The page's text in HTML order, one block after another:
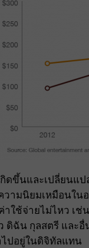
ดขึ้นและเปลี่ยนแป
วามนิยมเหมือนใน
ใช้จ่ายไม่ไหว เช่
ดิฉัน กุลสตรี และ
ปอยู่ในดิจิทัลแทน